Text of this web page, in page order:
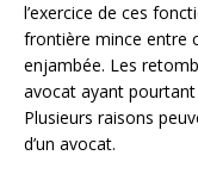
l’exercice de ces
frontière mince entre
enjambée. Les
avocat ayant
Plusieurs raisons
d’un avocat.